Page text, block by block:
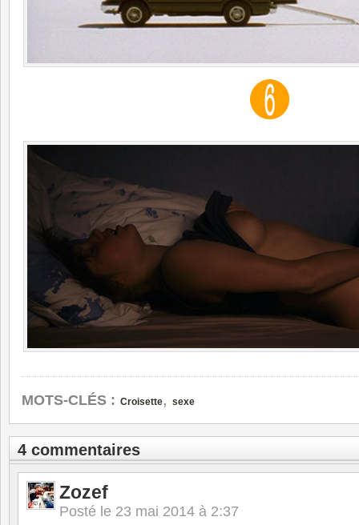
MOTS-CLÉS : Croisette, sexe
4 commentaires
Zozef
Posté le 23 mai 2014 à 2:37